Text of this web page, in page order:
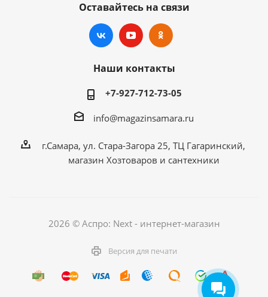
Оставайтесь на связи
Наши контакты
+7-927-712-73-05
info@magazinsamara.ru
г.Самара, ул. Стара-Загора 25, ТЦ Гагаринский,
магазин Хозтоваров и сантехники
2026 © Аспро: Next - интернет-магазин
Версия для печати